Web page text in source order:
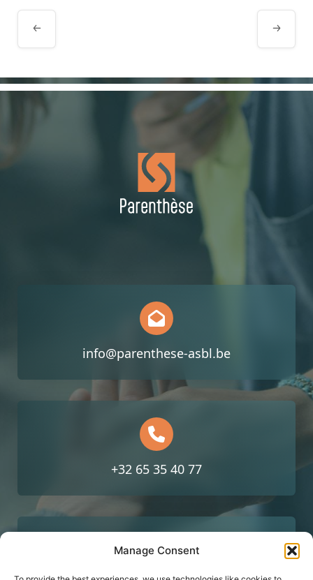
Manage Consent
Évènement
info@parenthese-asbl.be
+32 65 35 40 77